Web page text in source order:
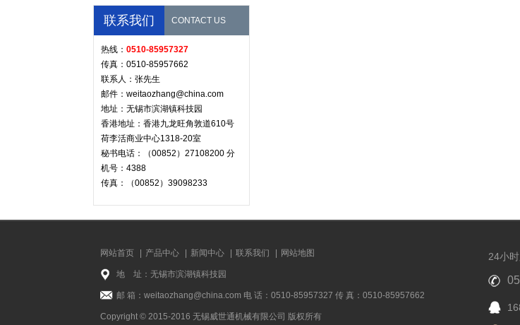
联系我们 CONTACT US
热线： 0510-85957327
传真：0510-85957662
联系人：张先生
邮件：weitaozhang@china.com
地址：无锡市滨湖镇科技园
香港地址：香港九龙旺角敦道610号
荷李活商业中心1318-20室
秘书电话：（00852）27108200 分
机号：4388
传真：（00852）39098233
网站首页 产品中心 新闻中心 联系我们 网站地图
地 址：无锡市滨湖镇科技园
邮 箱：weitaozhang@china.com 电 话：0510-85957327 传 真：0510-85957662
Copyright © 2015-2016 无锡威世通机械有限公司 版权所有
24小